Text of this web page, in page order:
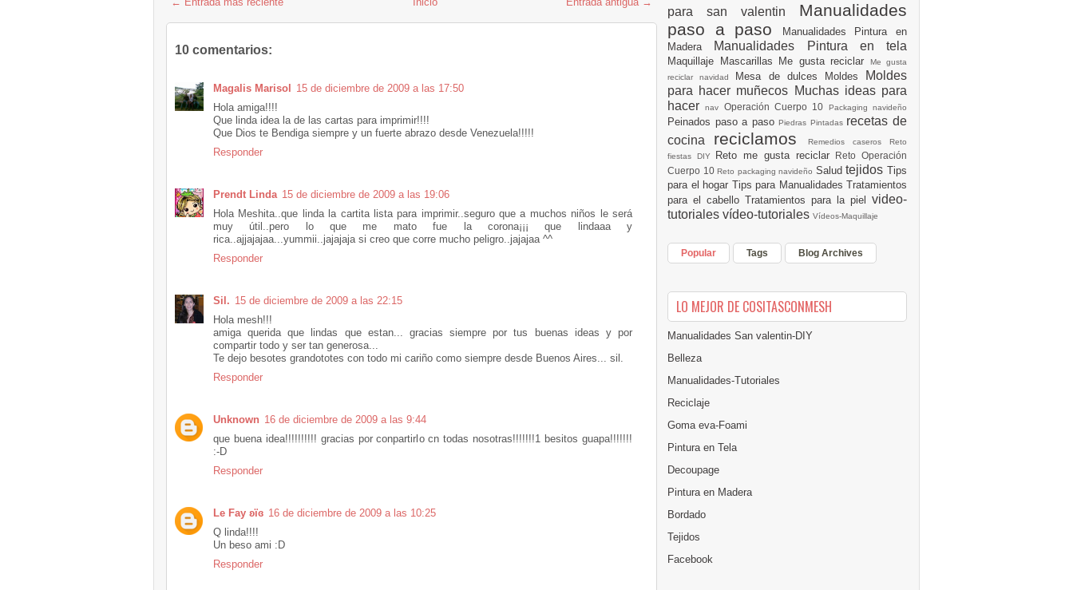
10 comentarios:
Magalis Marisol
15 de diciembre de 2009 a las 17:50
Hola amiga!!!!
Que linda idea la de las cartas para imprimir!!!!
Que Dios te Bendiga siempre y un fuerte abrazo desde Venezuela!!!!!
Responder
Prendt Linda 15 de diciembre de 2009 a las 19:06
Hola Meshita..que linda la cartita lista para imprimir..seguro que a muchos niños le será
muy útil..pero lo que me mato fue la corona¡¡¡ que lindaaa y
rica..ajjajajaa...yummii..jajajaja si creo que corre mucho peligro..jajajaa ^^
Responder
Sil. 15 de diciembre de 2009 a las 22:15
Hola mesh!!!
amiga querida que lindas que estan... gracias siempre por tus buenas ideas y por
compartir todo y ser tan generosa...
Te dejo besotes grandototes con todo mi cariño como siempre desde Buenos Aires... sil.
Responder
Unknown 16 de diciembre de 2009 a las 9:44
que buena idea!!!!!!!!!! gracias por conpartirlo cn todas nosotras!!!!!!!1 besitos guapa!!!!!!!
:-D
Responder
Le Fay ʚïɞ 16 de diciembre de 2009 a las 10:25
Q linda!!!!
Un beso ami :D
Responder
para san valentin Manualidades
paso a paso
Manualidades Pintura en
Madera
Manualidades Pintura en tela
Maquillaje Mascarillas Me gusta reciclar
Me gusta
reciclar navidad Mesa de dulces Moldes
Moldes
para hacer muñecos Muchas ideas para
hacernav Operación Cuerpo 10 Packaging navideño
Peinados paso a pasoPiedras Pintadas recetas de
cocina reciclamos Remedios caseros Reto
fiestas DIY Reto me gusta reciclar
Reto Operación
Cuerpo 10Reto packaging navideño SaludtejidosTips
para el hogar Tips para Manualidades Tratamientos
para el cabello Tratamientos para la piel video-
tutoriales vídeo-tutoriales Vídeos-Maquillaje
Popular Tags Blog Archives
LO MEJOR DE COSITASCONMESH
Manualidades San valentin-DIY
Belleza
Manualidades-Tutoriales
Reciclaje
Goma eva-Foami
Pintura en Tela
Decoupage
Pintura en Madera
Bordado
Tejidos
Facebook